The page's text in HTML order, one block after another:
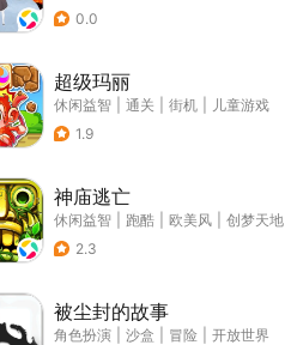
0.0
超级玛丽
休闲益智 通关 街机
儿童游戏
1.9
神庙逃亡
休闲益智 跑酷 欧美风
创梦天地
2.3
被尘封的故事
角色扮演 沙盒 冒险
开放世界